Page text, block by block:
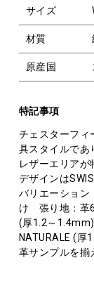
サイズ
材質
原産国
特記事項
チェスターフィ
具スタイルであ
レザーエリアが
デザインは
バリエーション
け 張り地：革6
(厚1.2～1.4mm)
NATURALE (厚
革サンプルを揃